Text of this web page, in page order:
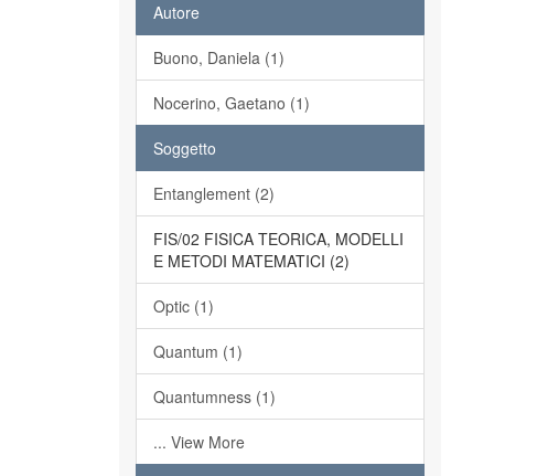
Autore
Buono, Daniela (1)
Nocerino, Gaetano (1)
Soggetto
Entanglement (2)
FIS/02 FISICA TEORICA, MODELLI
E METODI MATEMATICI (2)
Optic (1)
Quantum (1)
Quantumness (1)
... View More